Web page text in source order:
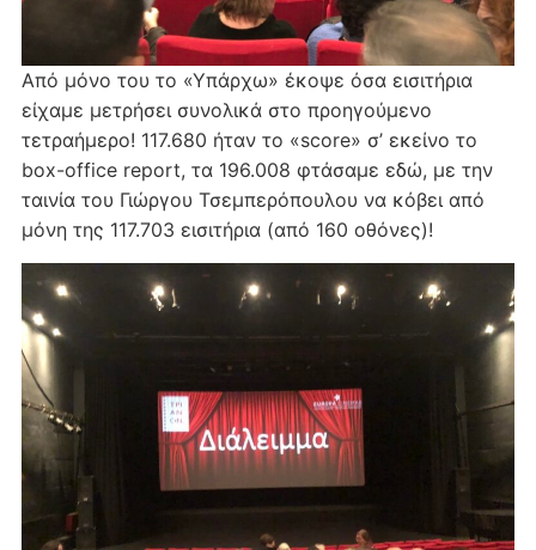
Από μόνο του το «Υπάρχω» έκοψε όσα εισιτήρια
είχαμε μετρήσει συνολικά στο προηγούμενο
τετραήμερο! 117.680 ήταν το «score» σ’ εκείνο το
box-office report, τα 196.008 φτάσαμε εδώ, με την
ταινία του Γιώργου Τσεμπερόπουλου να κόβει από
μόνη της 117.703 εισιτήρια (από 160 οθόνες)!